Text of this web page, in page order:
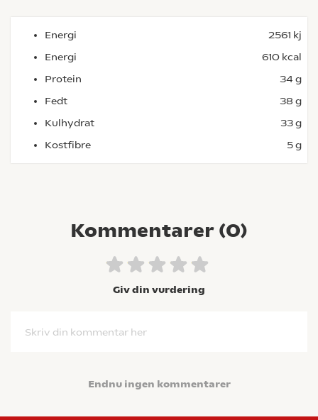
Energi
2561 kj
Energi
610 kcal
Protein
34 g
Fedt
38 g
Kulhydrat
33 g
Kostfibre
5 g
Kommentarer (0)
Giv din vurdering
Skriv din kommentar her
Endnu ingen kommentarer